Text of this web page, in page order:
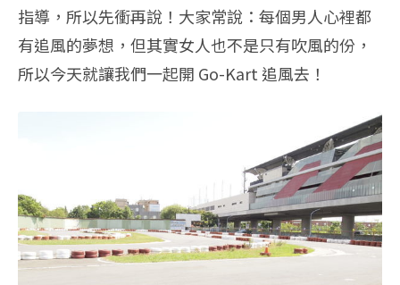
指導，所以先衝再說！大家常說：每個男人心裡都
有追風的夢想，但其實女人也不是只有吹風的份，
所以今天就讓我們一起開 Go-Kart 追風去！